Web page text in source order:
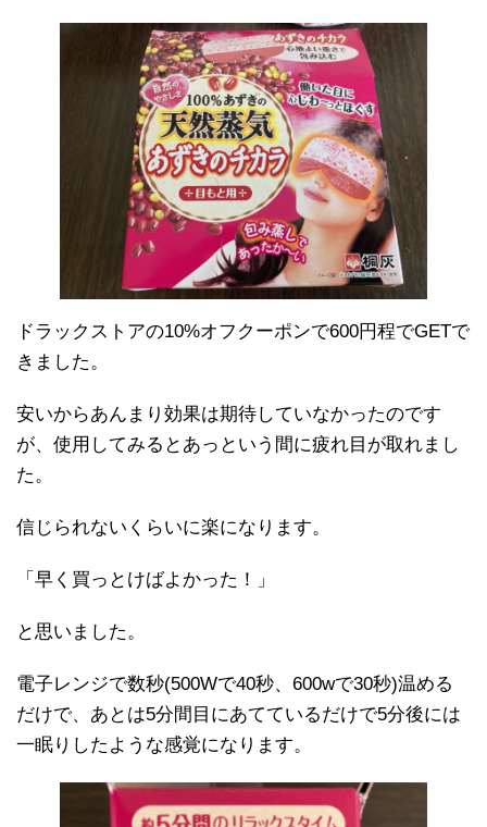
ドラックストアの10%オフクーポンで600円程でGETで
きました。
安いからあんまり効果は期待していなかったのです
が、使用してみるとあっという間に疲れ目が取れまし
た。
信じられないくらいに楽になります。
「早く買っとけばよかった！」
と思いました。
電子レンジで数秒(500Wで40秒、600wで30秒)温める
だけで、あとは5分間目にあてているだけで5分後には
一眠りしたような感覚になります。